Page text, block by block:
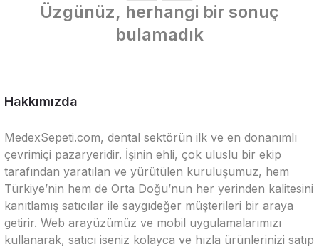
Üzgünüz, herhangi bir sonuç
bulamadık
Hakkımızda
MedexSepeti.com, dental sektörün ilk ve en donanımlı
çevrimiçi pazaryeridir. İşinin ehli, çok uluslu bir ekip
tarafından yaratılan ve yürütülen kuruluşumuz, hem
Türkiye’nin hem de Orta Doğu’nun her yerinden kalitesini
kanıtlamış satıcılar ile saygıdeğer müşterileri bir araya
getirir. Web arayüzümüz ve mobil uygulamalarımızı
kullanarak, satıcı iseniz kolayca ve hızla ürünlerinizi satıp